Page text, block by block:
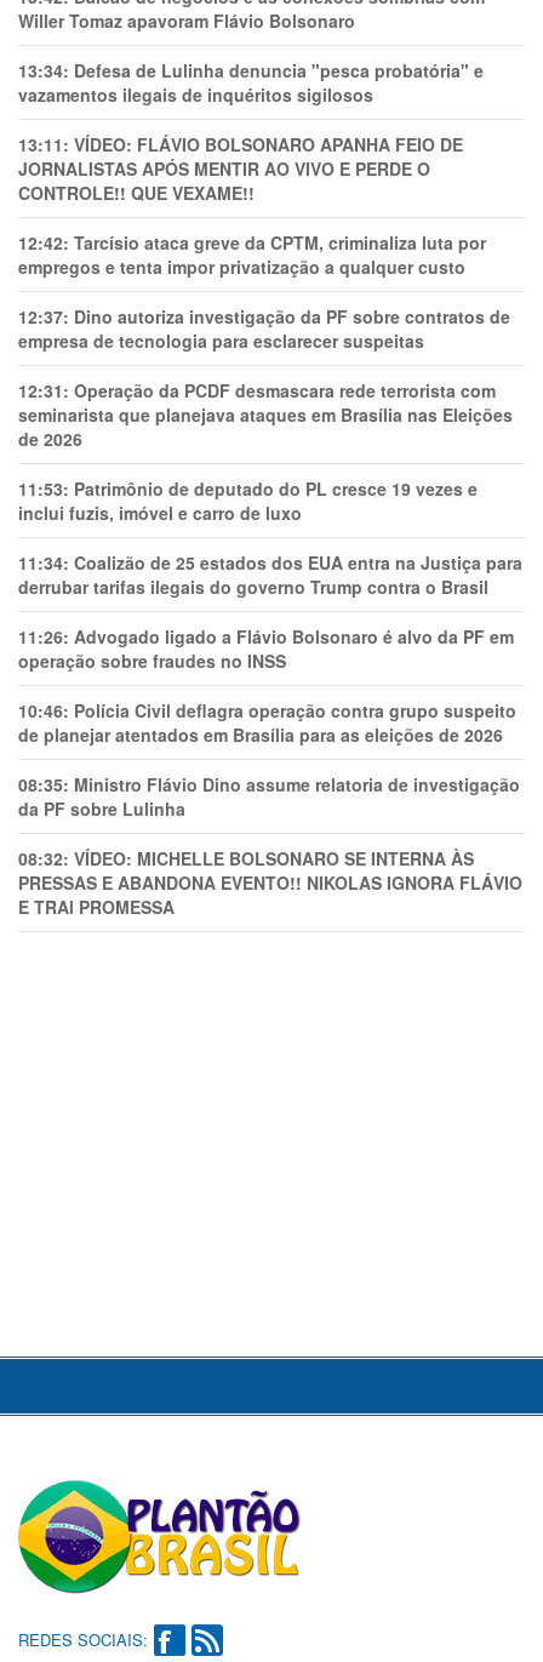
Willer Tomaz apavoram Flávio Bolsonaro
13:34: Defesa de Lulinha denuncia "pesca probatória" e
vazamentos ilegais de inquéritos sigilosos
13:11: VÍDEO: FLÁVIO BOLSONARO APANHA FEIO DE
JORNALISTAS APÓS MENTIR AO VIVO E PERDE O
CONTROLE!! QUE VEXAME!!
12:42: Tarcísio ataca greve da CPTM, criminaliza luta por
empregos e tenta impor privatização a qualquer custo
12:37: Dino autoriza investigação da PF sobre contratos de
empresa de tecnologia para esclarecer suspeitas
12:31: Operação da PCDF desmascara rede terrorista com
seminarista que planejava ataques em Brasília nas Eleições
de 2026
11:53: Patrimônio de deputado do PL cresce 19 vezes e
inclui fuzis, imóvel e carro de luxo
11:34: Coalizão de 25 estados dos EUA entra na Justiça para
derrubar tarifas ilegais do governo Trump contra o Brasil
11:26: Advogado ligado a Flávio Bolsonaro é alvo da PF em
operação sobre fraudes no INSS
10:46: Polícia Civil deflagra operação contra grupo suspeito
de planejar atentados em Brasília para as eleições de 2026
08:35: Ministro Flávio Dino assume relatoria de investigação
da PF sobre Lulinha
08:32: VÍDEO: MICHELLE BOLSONARO SE INTERNA ÀS
PRESSAS E ABANDONA EVENTO!! NIKOLAS IGNORA FLÁVIO
E TRAl PROMESSA
REDES SOCIAIS: